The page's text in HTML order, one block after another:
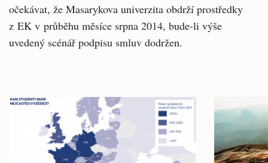
očekávat, že Masarykova univerzita obdrží prostředky
z EK v průběhu měsíce srpna 2014, bude-li výše
uvedený scénář podpisu smluv dodržen.
Související
články